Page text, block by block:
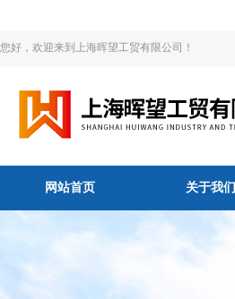
您好，欢迎来到上海晖望工贸有限公司！
网站首页 关于我们